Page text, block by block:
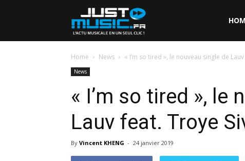
Home News « I’m so tired », le nouveau single de
News
« I’m so tired », le
Lauv feat. Troye
By Vincent KHENG - 24 janvier 2019